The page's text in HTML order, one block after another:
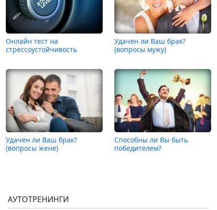
Онлайн тест на
стрессоустойчивость
Удачен ли Ваш брак?
(вопросы мужу)
Удачен ли Ваш брак?
(вопросы жене)
Способны ли Вы быть
победителем?
АУТОТРЕНИНГИ